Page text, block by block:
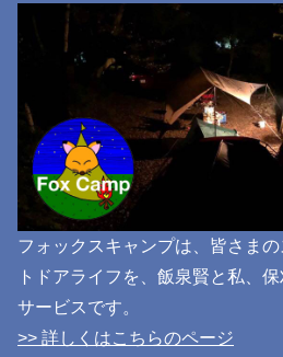
フォックスキャンプは、皆さま
トドアライフを、飯泉賢と私、
サービスです。
>> 詳しくはこちらのページ